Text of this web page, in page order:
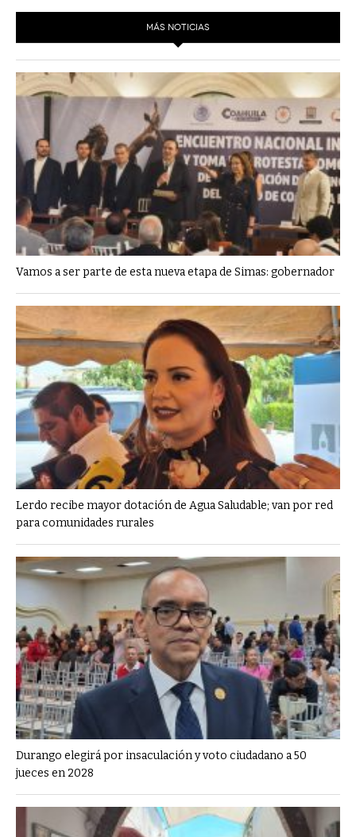
MÁS NOTICIAS
Vamos a ser parte de esta nueva etapa de Simas: gobernador
Lerdo recibe mayor dotación de Agua Saludable; van por red
para comunidades rurales
Durango elegirá por insaculación y voto ciudadano a 50
jueces en 2028